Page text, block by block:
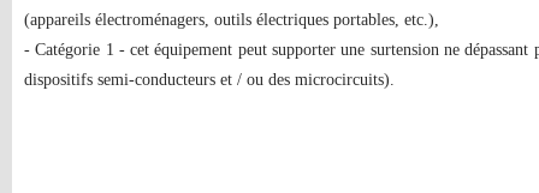
(appareils électroménagers, outils électriques portables, etc.),
- Catégorie 1 - cet équipement peut supporter une surtension ne
dispositifs semi-conducteurs et / ou des microcircuits).